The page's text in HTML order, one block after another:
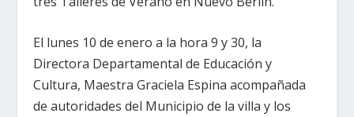
El lunes 10 de enero a la hora 9 y 30, la
Directora Departamental de Educación y
Cultura, Maestra Graciela Espina acompañada
de autoridades del Municipio de la villa y los